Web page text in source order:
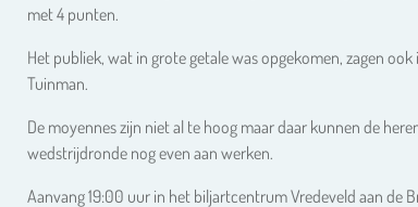
met 4 punten.
Het publiek, wat in grote getale was opgekomen, zagen
Tuinman.
De moyennes zijn niet al te hoog maar daar kunnen de
wedstrijdronde nog even aan werken.
Aanvang 19:00 uur in het biljartcentrum Vredeveld aan de